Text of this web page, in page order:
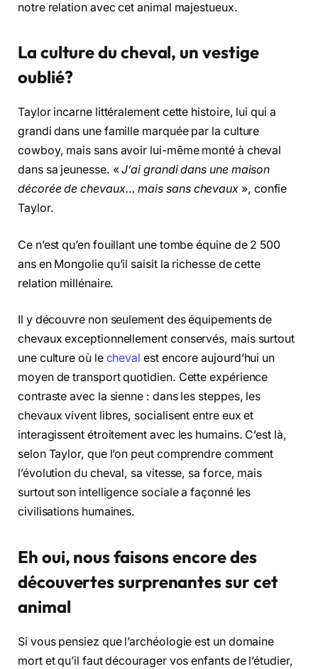
notre relation avec cet animal majestueux.
La culture du cheval, un vestige
oublié?
Taylor incarne littéralement cette histoire, lui qui a
grandi dans une famille marquée par la culture
cowboy, mais sans avoir lui-même monté à cheval
dans sa jeunesse. «J’ai grandi dans une maison
décorée de chevaux… mais sans chevaux », confie
Taylor.
Ce n’est qu’en fouillant une tombe équine de 2 500
ans en Mongolie qu’il saisit la richesse de cette
relation millénaire.
Il y découvre non seulement des équipements de
chevaux exceptionnellement conservés, mais surtout
une culture où le cheval est encore aujourd’hui un
moyen de transport quotidien. Cette expérience
contraste avec la sienne : dans les steppes, les
chevaux vivent libres, socialisent entre eux et
interagissent étroitement avec les humains. C’est là,
selon Taylor, que l’on peut comprendre comment
l’évolution du cheval, sa vitesse, sa force, mais
surtout son intelligence sociale a façonné les
civilisations humaines.
Eh oui, nous faisons encore des
découvertes surprenantes sur cet
animal
Si vous pensiez que l’archéologie est un domaine
mort et qu’il faut décourager vos enfants de l’étudier,